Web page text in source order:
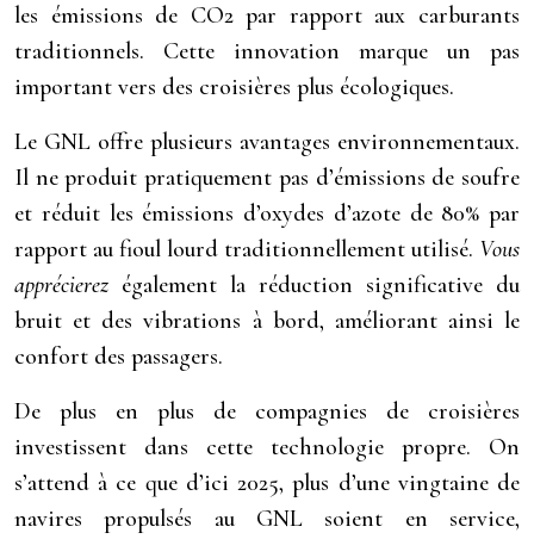
les émissions de CO2 par rapport aux carburants
traditionnels. Cette innovation marque un pas
important vers des croisières plus écologiques.
Le GNL offre plusieurs avantages environnementaux.
Il ne produit pratiquement pas d’émissions de soufre
et réduit les émissions d’oxydes d’azote de 80% par
rapport au fioul lourd traditionnellement utilisé. Vous
apprécierez également la réduction significative du
bruit et des vibrations à bord, améliorant ainsi le
confort des passagers.
De plus en plus de compagnies de croisières
investissent dans cette technologie propre. On
s’attend à ce que d’ici 2025, plus d’une vingtaine de
navires propulsés au GNL soient en service,